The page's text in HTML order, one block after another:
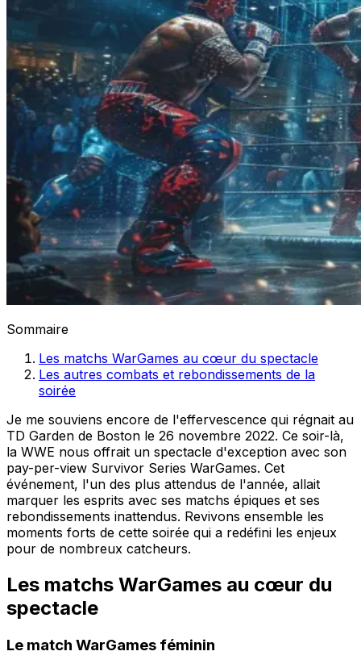
Sommaire
Les matchs WarGames au cœur du spectacle
Les autres combats et rebondissements de la
soirée
Je me souviens encore de l'effervescence qui régnait au
TD Garden de Boston le 26 novembre 2022. Ce soir-là,
la WWE nous offrait un spectacle d'exception avec son
pay-per-view Survivor Series WarGames. Cet
événement, l'un des plus attendus de l'année, allait
marquer les esprits avec ses matchs épiques et ses
rebondissements inattendus. Revivons ensemble les
moments forts de cette soirée qui a redéfini les enjeux
pour de nombreux catcheurs.
Les matchs WarGames au cœur du
spectacle
Le match WarGames féminin